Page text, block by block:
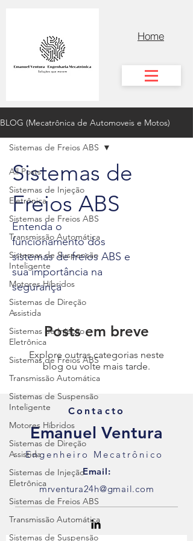
Home
BLOG (Mecatrônica de Automoveis e Motos)
All Posts
Sistemas de Injeção
Eletrônica
Sistemas de Freios ABS
Transmissão Automática
Sistemas de Suspensão
Inteligente
Motores Híbridos
Sistemas de Direção
Assistida
Sistemas de Injeção
Eletrônica
Sistemas de Freios ABS
Transmissão Automática
Sistemas de Suspensão
Inteligente
Motores Híbridos
Sistemas de Direção
Assistida
Sistemas de Injeção
Eletrônica
Sistemas de Freios ABS
Transmissão Automática
Sistemas de Suspensão
Sistemas de Freios ABS
Sistemas de
Freios ABS
Entenda o
funcionamento dos
sistemas de freios ABS e
sua importância na
segurança
Posts em breve
Explore outras categorias neste
blog ou volte mais tarde.
Contacto
Emanuel Ventura
Engenheiro Mecatrônico
Email:
mrventura24h@gmail.com